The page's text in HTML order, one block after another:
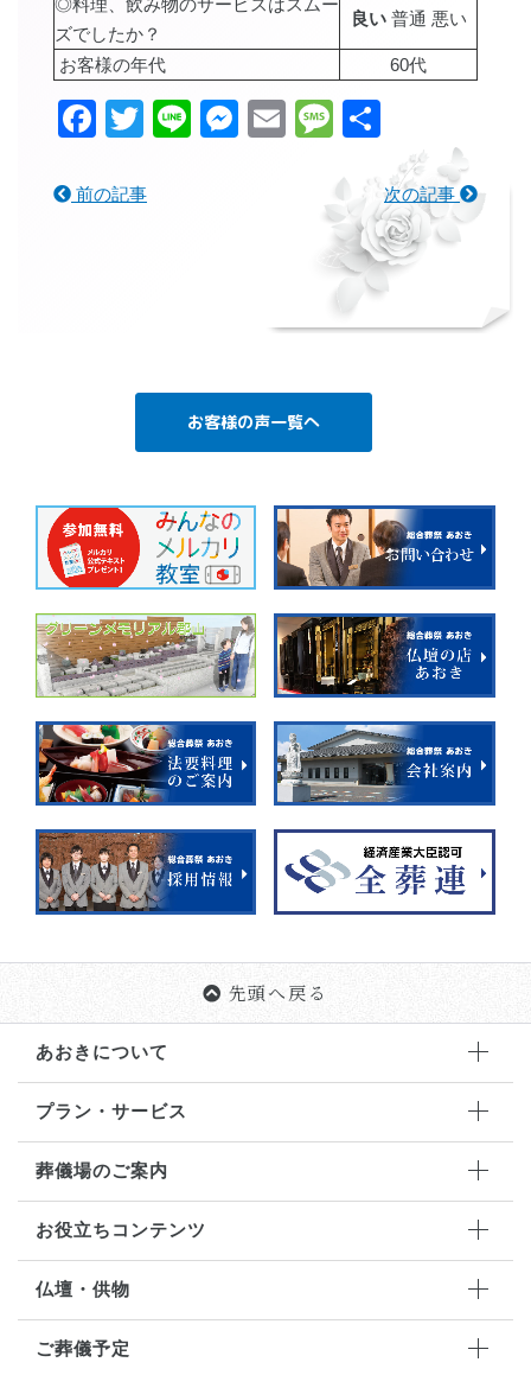
◎料理、飲み物のサービスはスムー
ズでしたか？
良い普通 悪い
お客様の年代 60代
Facebook
Twitter
LineMessenger
EmailMessage
有
前の記事 次の記事
お客様の声一覧へ
先頭へ戻る
あおきについて
プラン・サービス
葬儀場のご案内
お役立ちコンテンツ
仏壇・供物
ご葬儀予定